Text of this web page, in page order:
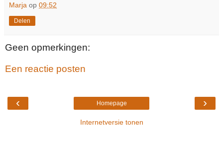
Marja op 09:52
Delen
Geen opmerkingen:
Een reactie posten
‹ ›
Homepage
Internetversie tonen